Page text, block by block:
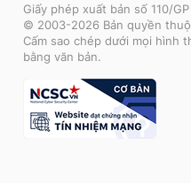
Giấy phép xuất bản số 110/
© 2003-2026 Bản quyền
Cấm sao chép dưới mọi hình
bằng văn bản.